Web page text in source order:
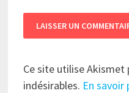
Ce site utilise Akismet
indésirables. En